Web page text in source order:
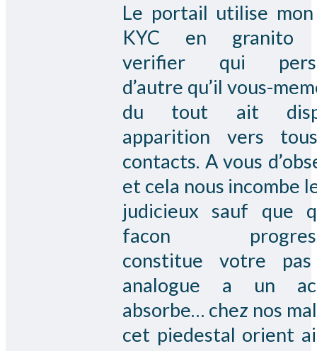
Le portail utilise
KYC en granito
verifier qui
d’autre qu’il vous-
du tout ait
apparition vers
contacts. A vous
et cela nous incombe
judicieux sauf que
facon
constitue votre
analogue a un
absorbe… chez nos
cet piedestal orient